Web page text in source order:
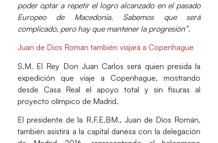
poder optar a repetir el logro alcanzado en el pasado
Europeo de Macedonia. Sabemos que será
complicado, pero hay que mantener la progresión”.
Juan de Dios Román también viajará a Copenhague
S.M. El Rey Don Juan Carlos será quien presida la
expedición que viaje a Copenhague, mostrando
desde Casa Real el apoyo total y sin fisuras al
proyecto olímpico de Madrid.
El presidente de la R.F.E.BM., Juan de Dios Román,
también asistirá a la capital danesa con la delegación